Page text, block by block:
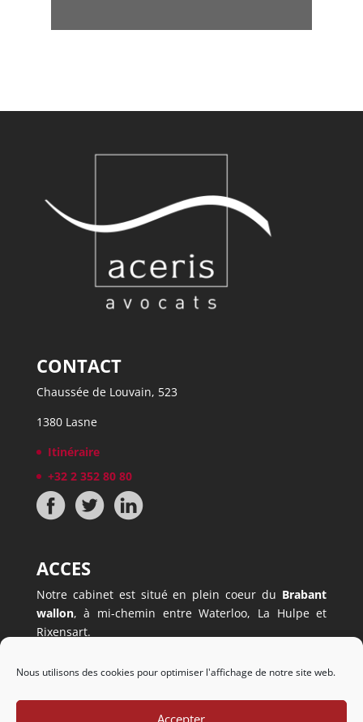
Nous utilisons des cookies pour optimiser l'affichage de notre site web.
Accepter
Bruxelles Ordre Français le 8
CONTACT
Chaussée de Louvain, 523
1380 Lasne
Itinéraire
+32 2 352 80 80
ACCES
Notre cabinet est situé en plein coeur du Brabant
wallon, à mi-chemin entre Waterloo, La Hulpe et
Rixensart.
ring(sortie Mont-Saint-Jean).